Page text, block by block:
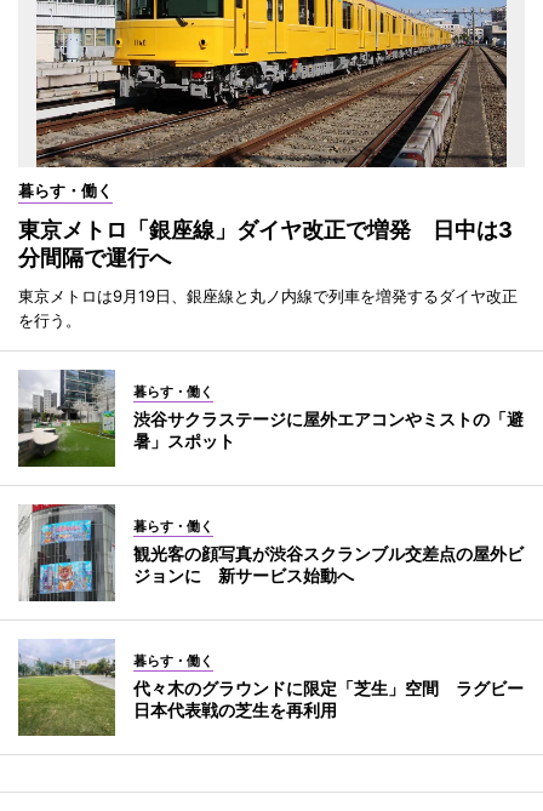
暮らす・働く
東京メトロ「銀座線」ダイヤ改正で増発 日中は3
分間隔で運行へ
東京メトロは9月19日、銀座線と丸ノ内線で列車を増発するダイヤ改正
を行う。
暮らす・働く
渋谷サクラステージに屋外エアコンやミストの「避
暑」スポット
暮らす・働く
観光客の顔写真が渋谷スクランブル交差点の屋外ビ
ジョンに 新サービス始動へ
暮らす・働く
代々木のグラウンドに限定「芝生」空間 ラグビー
日本代表戦の芝生を再利用